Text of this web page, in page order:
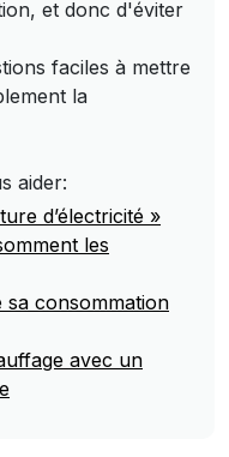
et donc d'éviter
faciles à mettre
la
aider:
d’électricité »
les
consommation
avec un